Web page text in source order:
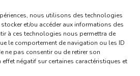
nous utilisons des technologies
et/ou accéder aux informations des
à ces technologies nous permettra de
le comportement de navigation ou les ID
ne pas consentir ou de retirer son
négatif sur certaines caractéristiques et